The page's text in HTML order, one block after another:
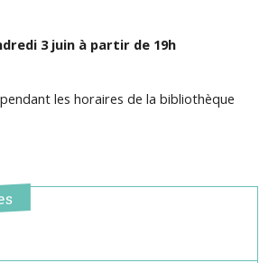
3 juin à partir de 19h
les horaires de la bibliothèque